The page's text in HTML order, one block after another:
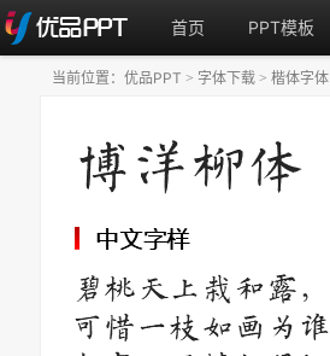
首页 PPT模板
当前位置： 优品PPT > 字体下载 > 楷体字体